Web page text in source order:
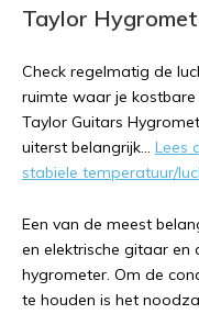
Taylor
Check regelmatig de
ruimte waar je
Taylor Guitars
uiterst belangrijk... Lees
stabiele temperatuur/
Een van de meest
en elektrische gitaar en
hygrometer. Om de
te houden is het